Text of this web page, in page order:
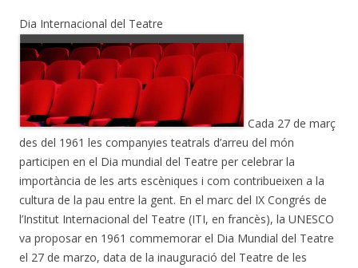
Dia Internacional del Teatre
Cada 27 de març
des del 1961 les companyies teatrals d’arreu del món
participen en el Dia mundial del Teatre per celebrar la
importància de les arts escèniques i com contribueixen a la
cultura de la pau entre la gent. En el marc del IX Congrés de
l’Institut Internacional del Teatre (ITI, en francès), la UNESCO
va proposar en 1961 commemorar el Dia Mundial del Teatre
el 27 de marzo, data de la inauguració del Teatre de les